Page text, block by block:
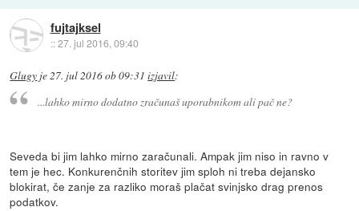
fujtajksel
::27. jul 2016, 09:40
Glugy je27. jul 2016 ob 09:31 izjavil:
...lahko mirno dodatno zračunaš uporabnikom ali pač ne?
Seveda bi jim lahko mirno zaračunali. Ampak jim niso in ravno v
tem je hec. Konkurenčnih storitev jim sploh ni treba dejansko
blokirat, če zanje za razliko moraš plačat svinjsko drag prenos
podatkov.